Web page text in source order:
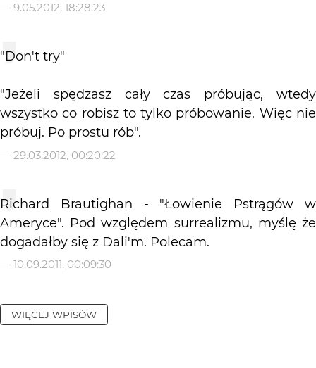
— 9.05.2012, 18:28:23
"Don't try"
"Jeżeli spędzasz cały czas próbując, wtedy
wszystko co robisz to tylko próbowanie. Więc nie
próbuj. Po prostu rób".
— 29.03.2012, 00:20:22
Richard Brautighan - "Łowienie Pstrągów w
Ameryce". Pod względem surrealizmu, myślę że
dogadałby się z Dali'm. Polecam.
— 10.09.2011, 00:09:30
WIĘCEJ WPISÓW